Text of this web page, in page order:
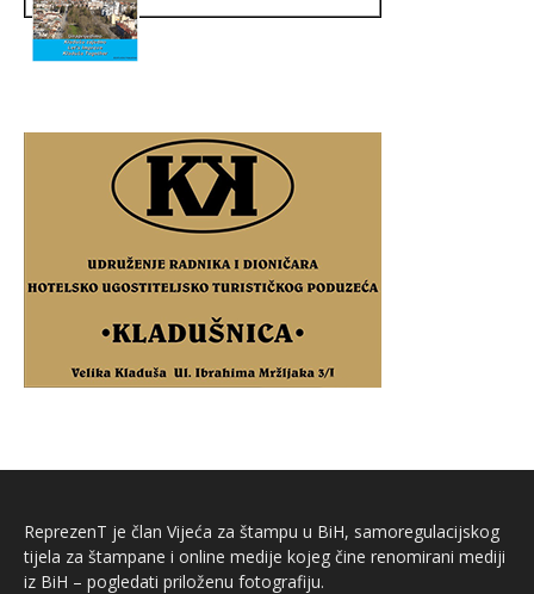
ReprezenT je član Vijeća za štampu u BiH, samoregulacijskog
tijela za štampane i online medije kojeg čine renomirani mediji
iz BiH – pogledati priloženu fotografiju.